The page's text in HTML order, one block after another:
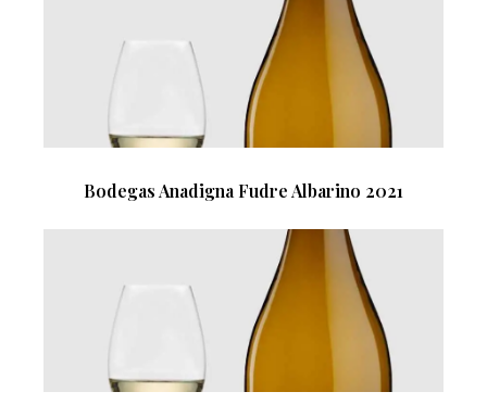
Bodegas Anadigna Fudre Albarino 2021